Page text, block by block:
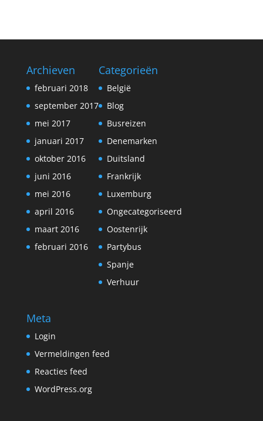
Archieven
februari 2018
september 2017
mei 2017
januari 2017
oktober 2016
juni 2016
mei 2016
april 2016
maart 2016
februari 2016
Categorieën
België
Blog
Busreizen
Denemarken
Duitsland
Frankrijk
Luxemburg
Ongecategoriseerd
Oostenrijk
Partybus
Spanje
Verhuur
Meta
Login
Vermeldingen feed
Reacties feed
WordPress.org